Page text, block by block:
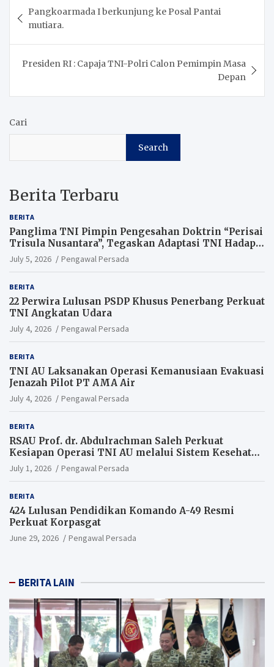
navigation
Pangkoarmada I berkunjung ke Posal Pantai
mutiara.
Presiden RI : Capaja TNI-Polri Calon Pemimpin Masa
Depan
Cari
Search
Berita Terbaru
BERITA
Panglima TNI Pimpin Pengesahan Doktrin “Perisai
Trisula Nusantara”, Tegaskan Adaptasi TNI Hadapi
Perang Modern
July 5, 2026 Pengawal Persada
BERITA
22 Perwira Lulusan PSDP Khusus Penerbang Perkuat
TNI Angkatan Udara
July 4, 2026 Pengawal Persada
BERITA
TNI AU Laksanakan Operasi Kemanusiaan Evakuasi
Jenazah Pilot PT AMA Air
July 4, 2026 Pengawal Persada
BERITA
RSAU Prof. dr. Abdulrachman Saleh Perkuat
Kesiapan Operasi TNI AU melalui Sistem Kesehatan
Andal
July 1, 2026 Pengawal Persada
BERITA
424 Lulusan Pendidikan Komando A-49 Resmi
Perkuat Korpasgat
June 29, 2026 Pengawal Persada
BERITA LAIN